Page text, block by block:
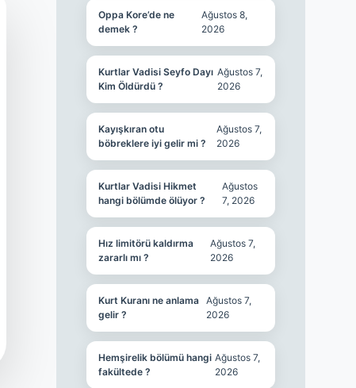
Oppa Kore’de ne
demek ?
Ağustos 8,
2026
Kurtlar Vadisi Seyfo Dayı
Kim Öldürdü ?
Ağustos 7,
2026
Kayışkıran otu
böbreklere iyi gelir mi ?
Ağustos 7,
2026
Kurtlar Vadisi Hikmet
hangi bölümde ölüyor ?
Ağustos
7, 2026
Hız limitörü kaldırma
zararlı mı ?
Ağustos 7,
2026
Kurt Kuranı ne anlama
gelir ?
Ağustos 7,
2026
Hemşirelik bölümü hangi
fakültede ?
Ağustos 7,
2026